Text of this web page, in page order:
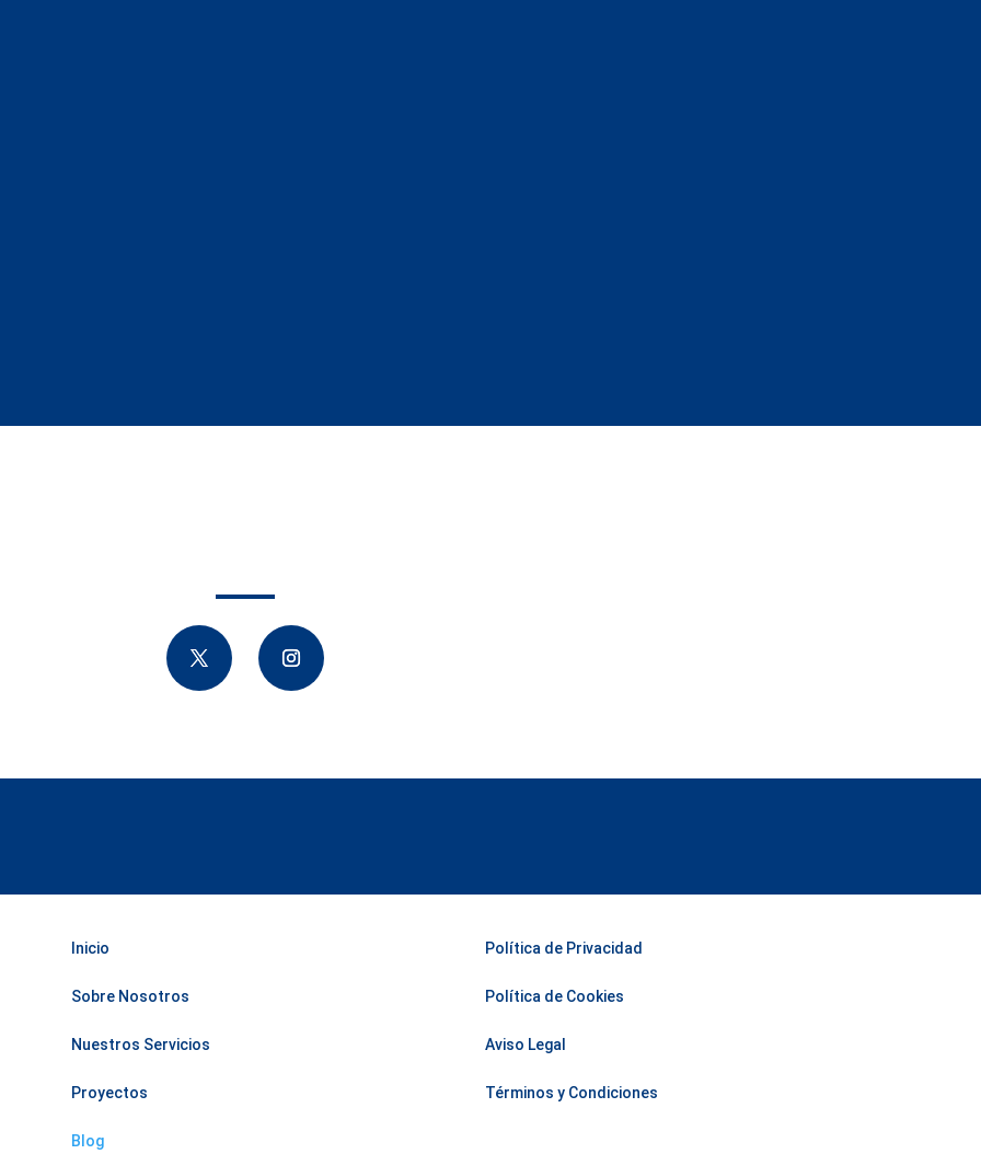
Inicio
Sobre Nosotros
Nuestros Servicios
Proyectos
Blog
Política de Privacidad
Política de Cookies
Aviso Legal
Términos y Condiciones